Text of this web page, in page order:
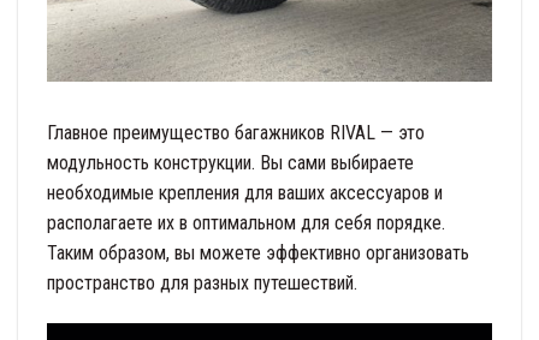
Главное преимущество багажников RIVAL — это
модульность конструкции. Вы сами выбираете
необходимые крепления для ваших аксессуаров и
располагаете их в оптимальном для себя порядке.
Таким образом, вы можете эффективно организовать
пространство для разных путешествий.